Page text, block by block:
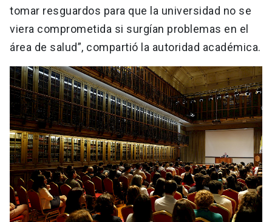
tomar resguardos para que la universidad no se
viera comprometida si surgían problemas en el
área de salud”, compartió la autoridad académica.